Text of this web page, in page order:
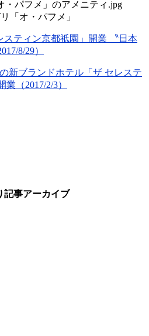
「オ・パフメ」
スティン京都祇園」開業 〝日本
8/29）
新ブランドホテル「ザ セレステ
（2017/2/3）
記事アーカイブ